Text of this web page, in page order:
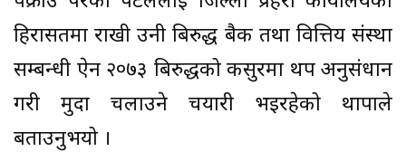
हिरासतमा राखी उनी बिरुद्ध बैक तथा वित्तिय संस्था
सम्बन्धी ऐन २०७३ बिरुद्धको कसुरमा थप अनुसंधान
गरी मुदा चलाउने चयारी भइरहेको थापाले
बताउनुभयो ।